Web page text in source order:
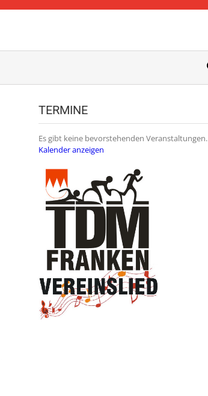
TERMINE
Es gibt keine bevorstehenden Veranstaltungen.
Kalender anzeigen